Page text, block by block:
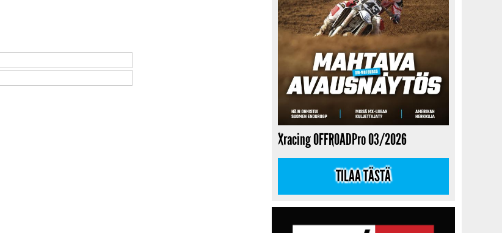
Xracing OFFROADPro 03/2026
TILAA TÄSTÄ